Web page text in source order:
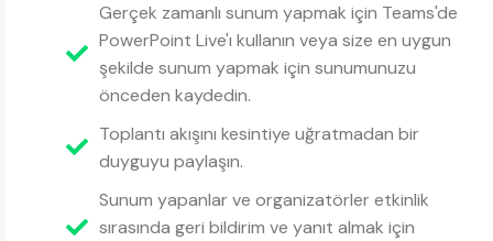
Gerçek zamanlı sunum yapmak için Teams'de
PowerPoint Live'ı kullanın veya size en uygun
şekilde sunum yapmak için sunumunuzu
önceden kaydedin.
Toplantı akışını kesintiye uğratmadan bir
duyguyu paylaşın.
Sunum yapanlar ve organizatörler etkinlik
sırasında geri bildirim ve yanıt almak için